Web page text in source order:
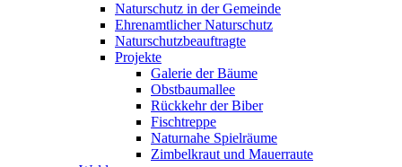
Naturschutz in der Gemeinde
Ehrenamtlicher Naturschutz
Naturschutzbeauftragte
Projekte
Galerie der Bäume
Obstbaumallee
Rückkehr der Biber
Fischtreppe
Naturnahe Spielräume
Zimbelkraut und Mauerraute